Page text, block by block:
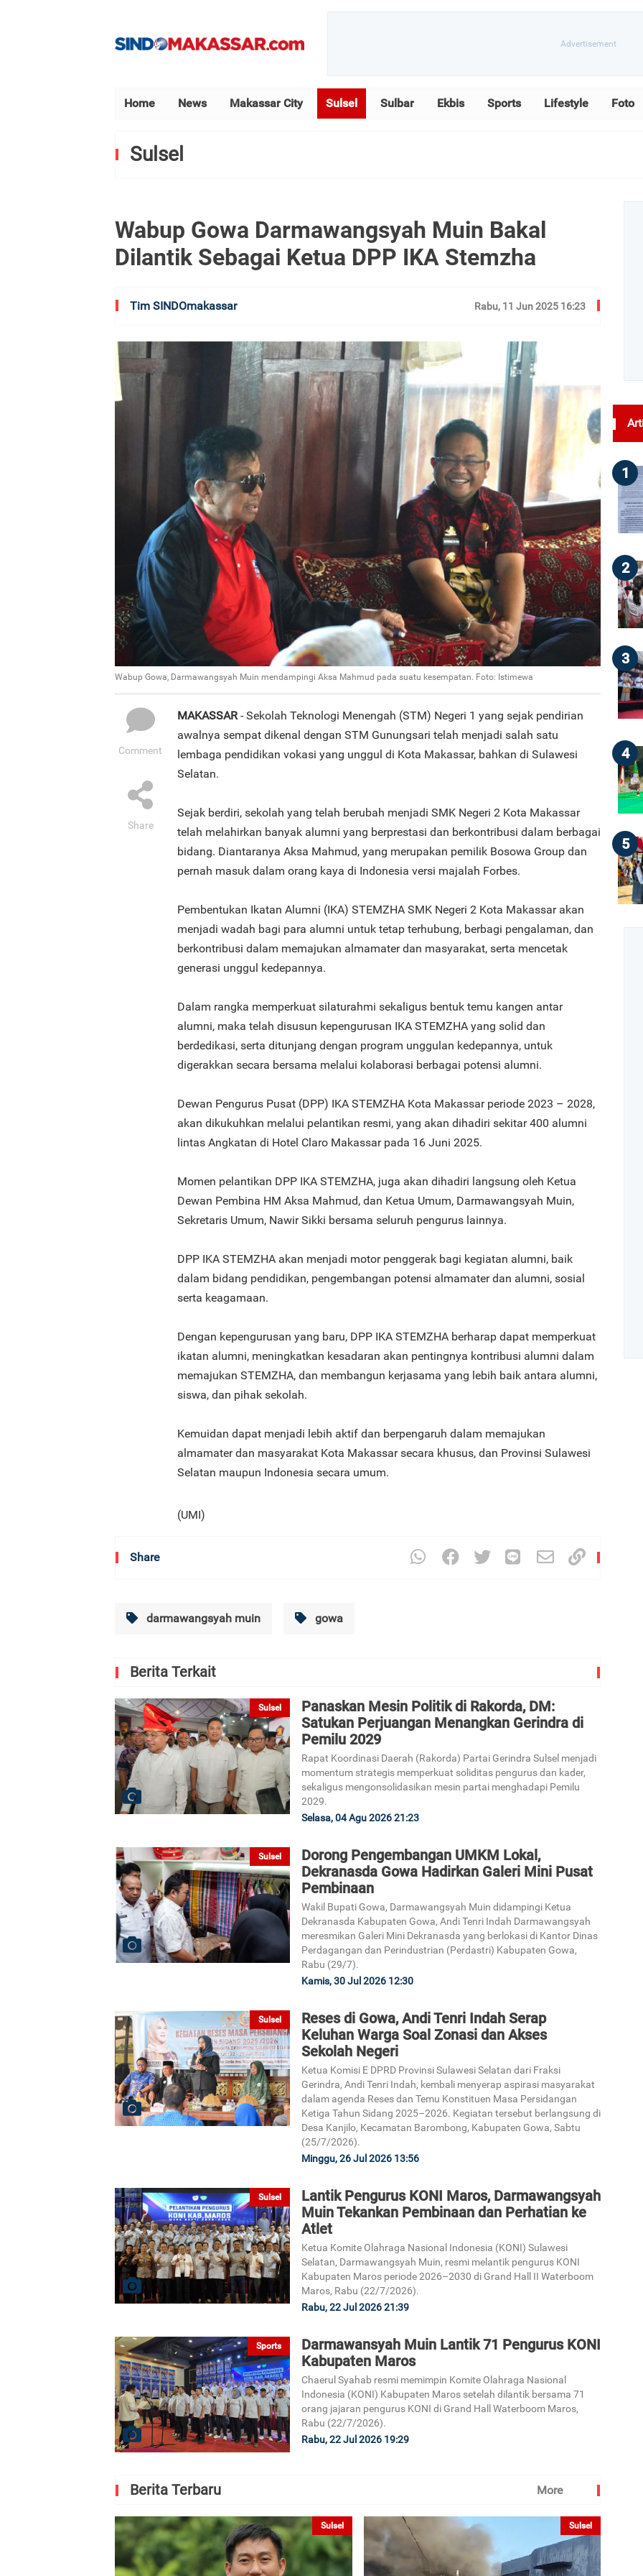
Home News Makassar City Sulsel Sulbar Ekbis Sports Lifestyle Foto
Sulsel
Wabup Gowa Darmawangsyah Muin Bakal
Dilantik Sebagai Ketua DPP IKA Stemzha
Tim SINDOmakassar Rabu, 11 Jun 2025 16:23
Wabup Gowa, Darmawangsyah Muin mendampingi Aksa Mahmud pada suatu kesempatan. Foto: Istimewa
Comment
Share
MAKASSAR- Sekolah Teknologi Menengah (STM) Negeri 1 yang sejak pendirian
awalnya sempat dikenal dengan STM Gunungsari telah menjadi salah satu
lembaga pendidikan vokasi yang unggul di Kota Makassar, bahkan di Sulawesi
Selatan.
Sejak berdiri, sekolah yang telah berubah menjadi SMK Negeri 2 Kota Makassar
telah melahirkan banyak alumni yang berprestasi dan berkontribusi dalam berbagai
bidang. Diantaranya Aksa Mahmud, yang merupakan pemilik Bosowa Group dan
pernah masuk dalam orang kaya di Indonesia versi majalah Forbes.
Pembentukan Ikatan Alumni (IKA) STEMZHA SMK Negeri 2 Kota Makassar akan
menjadi wadah bagi para alumni untuk tetap terhubung, berbagi pengalaman, dan
berkontribusi dalam memajukan almamater dan masyarakat, serta mencetak
generasi unggul kedepannya.
Dalam rangka memperkuat silaturahmi sekaligus bentuk temu kangen antar
alumni, maka telah disusun kepengurusan IKA STEMZHA yang solid dan
berdedikasi, serta ditunjang dengan program unggulan kedepannya, untuk
digerakkan secara bersama melalui kolaborasi berbagai potensi alumni.
Dewan Pengurus Pusat (DPP) IKA STEMZHA Kota Makassar periode 2023 – 2028,
akan dikukuhkan melalui pelantikan resmi, yang akan dihadiri sekitar 400 alumni
lintas Angkatan di Hotel Claro Makassar pada 16 Juni 2025.
Momen pelantikan DPP IKA STEMZHA, juga akan dihadiri langsung oleh Ketua
Dewan Pembina HM Aksa Mahmud, dan Ketua Umum, Darmawangsyah Muin,
Sekretaris Umum, Nawir Sikki bersama seluruh pengurus lainnya.
DPP IKA STEMZHA akan menjadi motor penggerak bagi kegiatan alumni, baik
dalam bidang pendidikan, pengembangan potensi almamater dan alumni, sosial
serta keagamaan.
Dengan kepengurusan yang baru, DPP IKA STEMZHA berharap dapat memperkuat
ikatan alumni, meningkatkan kesadaran akan pentingnya kontribusi alumni dalam
memajukan STEMZHA, dan membangun kerjasama yang lebih baik antara alumni,
siswa, dan pihak sekolah.
Kemuidan dapat menjadi lebih aktif dan berpengaruh dalam memajukan
almamater dan masyarakat Kota Makassar secara khusus, dan Provinsi Sulawesi
Selatan maupun Indonesia secara umum.
(UMI)
Share
darmawangsyah muin gowa
Berita Terkait
Sulsel
Panaskan Mesin Politik di Rakorda, DM:
Satukan Perjuangan Menangkan Gerindra di
Pemilu 2029
Rapat Koordinasi Daerah (Rakorda) Partai Gerindra Sulsel menjadi
momentum strategis memperkuat soliditas pengurus dan kader,
sekaligus mengonsolidasikan mesin partai menghadapi Pemilu
2029.
Selasa, 04 Agu 2026 21:23
Sulsel
Dorong Pengembangan UMKM Lokal,
Dekranasda Gowa Hadirkan Galeri Mini Pusat
Pembinaan
Wakil Bupati Gowa, Darmawangsyah Muin didampingi Ketua
Dekranasda Kabupaten Gowa, Andi Tenri Indah Darmawangsyah
meresmikan Galeri Mini Dekranasda yang berlokasi di Kantor Dinas
Perdagangan dan Perindustrian (Perdastri) Kabupaten Gowa,
Rabu (29/7).
Kamis, 30 Jul 2026 12:30
Sulsel
Reses di Gowa, Andi Tenri Indah Serap
Keluhan Warga Soal Zonasi dan Akses
Sekolah Negeri
Ketua Komisi E DPRD Provinsi Sulawesi Selatan dari Fraksi
Gerindra, Andi Tenri Indah, kembali menyerap aspirasi masyarakat
dalam agenda Reses dan Temu Konstituen Masa Persidangan
Ketiga Tahun Sidang 2025–2026. Kegiatan tersebut berlangsung di
Desa Kanjilo, Kecamatan Barombong, Kabupaten Gowa, Sabtu
(25/7/2026).
Minggu, 26 Jul 2026 13:56
Sulsel
Lantik Pengurus KONI Maros, Darmawangsyah
Muin Tekankan Pembinaan dan Perhatian ke
Atlet
Ketua Komite Olahraga Nasional Indonesia (KONI) Sulawesi
Selatan, Darmawangsyah Muin, resmi melantik pengurus KONI
Kabupaten Maros periode 2026–2030 di Grand Hall II Waterboom
Maros, Rabu (22/7/2026).
Rabu, 22 Jul 2026 21:39
Sports
Darmawansyah Muin Lantik 71 Pengurus KONI
Kabupaten Maros
Chaerul Syahab resmi memimpin Komite Olahraga Nasional
Indonesia (KONI) Kabupaten Maros setelah dilantik bersama 71
orang jajaran pengurus KONI di Grand Hall Waterboom Maros,
Rabu (22/7/2026).
Rabu, 22 Jul 2026 19:29
Berita Terbaru More
Sulsel Sulsel
1
2
3
4
5